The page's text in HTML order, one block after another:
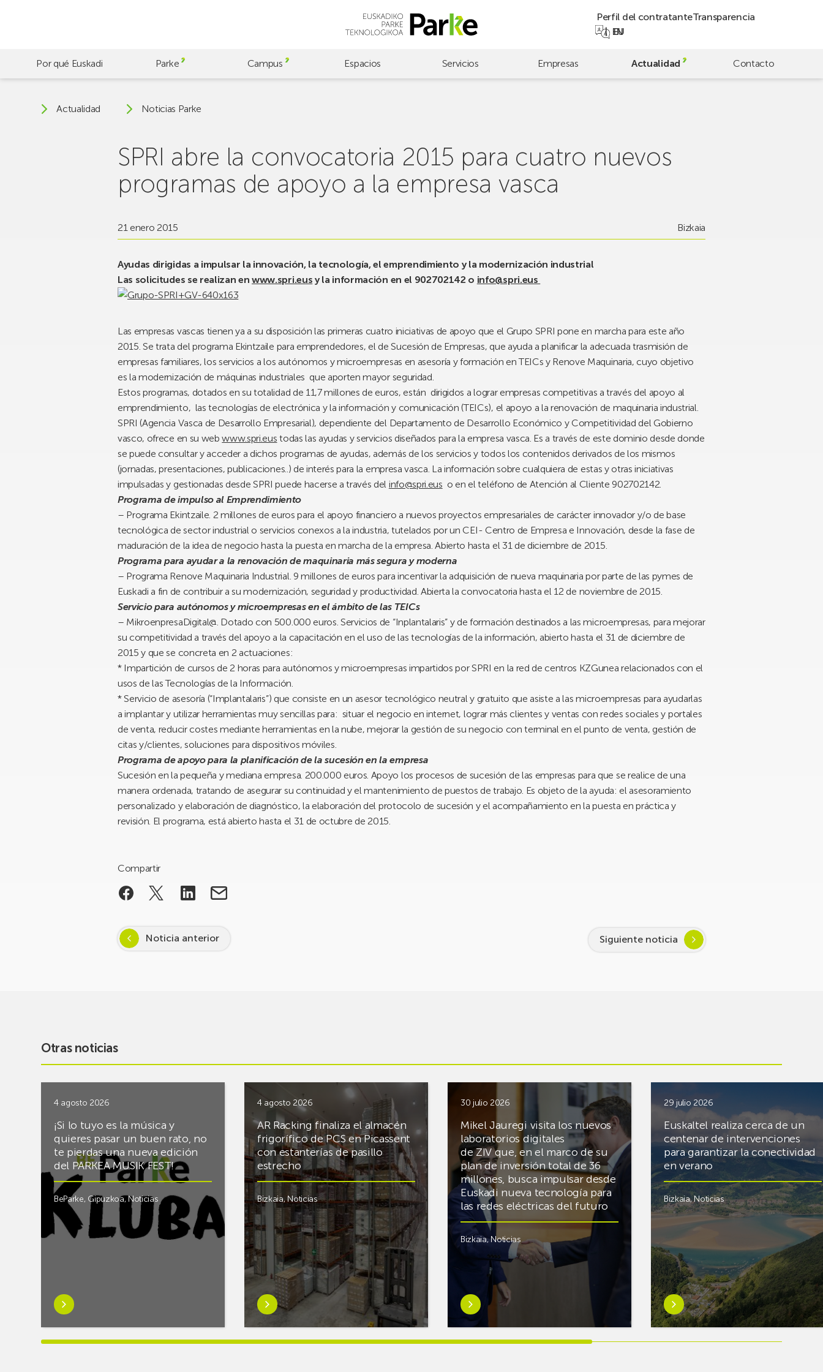
Perfil del contratanteTransparencia
EU
EN
Por qué Euskadi Parke Campus Espacios Servicios Empresas Actualidad Contacto
Actualidad Noticias Parke
SPRI abre la convocatoria 2015 para cuatro nuevos
programas de apoyo a la empresa vasca
21 enero 2015 Bizkaia
Ayudas dirigidas a impulsar la innovación, la tecnología, el emprendimiento y la modernización industrial
Las solicitudes se realizan enwww.spri.eus y la información en el 902702142 o info@spri.eus
Las empresas vascas tienen ya a su disposición las primeras cuatro iniciativas de apoyo que el Grupo SPRI pone en marcha para este año
2015. Se trata del programa Ekintzaile para emprendedores, el de Sucesión de Empresas, que ayuda a planificar la adecuada trasmisión de
empresas familiares, los servicios a los autónomos y microempresas en asesoría y formación en TEICs y Renove Maquinaria, cuyo objetivo
es la modernización de máquinas industriales que aporten mayor seguridad.
Estos programas, dotados en su totalidad de 11,7 millones de euros, están dirigidos a lograr empresas competitivas a través del apoyo al
emprendimiento, las tecnologías de electrónica y la información y comunicación (TEICs), el apoyo a la renovación de maquinaria industrial.
SPRI (Agencia Vasca de Desarrollo Empresarial), dependiente del Departamento de Desarrollo Económico y Competitividad del Gobierno
vasco, ofrece en su webwww.spri.eus todas las ayudas y servicios diseñados para la empresa vasca. Es a través de este dominio desde donde
se puede consultar y acceder a dichos programas de ayudas, además de los servicios y todos los contenidos derivados de los mismos
(jornadas, presentaciones, publicaciones..) de interés para la empresa vasca. La información sobre cualquiera de estas y otras iniciativas
impulsadas y gestionadas desde SPRI puede hacerse a través del info@spri.eus o en el teléfono de Atención al Cliente 902702142.
Programa de impulso al Emprendimiento
– Programa Ekintzaile. 2 millones de euros para el apoyo financiero a nuevos proyectos empresariales de carácter innovador y/o de base
tecnológica de sector industrial o servicios conexos a la industria, tutelados por un CEI- Centro de Empresa e Innovación, desde la fase de
maduración de la idea de negocio hasta la puesta en marcha de la empresa. Abierto hasta el 31 de diciembre de 2015.
Programa para ayudar a la renovación de maquinaria más segura y moderna
– Programa Renove Maquinaria Industrial. 9 millones de euros para incentivar la adquisición de nueva maquinaria por parte de las pymes de
Euskadi a fin de contribuir a su modernización, seguridad y productividad. Abierta la convocatoria hasta el 12 de noviembre de 2015.
Servicio para autónomos y microempresas en el ámbito de las TEICs
– MikroenpresaDigital@. Dotado con 500.000 euros. Servicios de “Inplantalaris” y de formación destinados a las microempresas, para mejorar
su competitividad a través del apoyo a la capacitación en el uso de las tecnologías de la información, abierto hasta el 31 de diciembre de
2015 y que se concreta en 2 actuaciones:
* Impartición de cursos de 2 horas para autónomos y microempresas impartidos por SPRI en la red de centros KZGunea relacionados con el
usos de las Tecnologías de la Información.
* Servicio de asesoría (“Implantalaris”) que consiste en un asesor tecnológico neutral y gratuito que asiste a las microempresas para ayudarlas
a implantar y utilizar herramientas muy sencillas para: situar el negocio en internet, lograr más clientes y ventas con redes sociales y portales
de venta, reducir costes mediante herramientas en la nube, mejorar la gestión de su negocio con terminal en el punto de venta, gestión de
citas y/clientes, soluciones para dispositivos móviles.
Programa de apoyo para la planificación de la sucesión en la empresa
Sucesión en la pequeña y mediana empresa. 200.000 euros. Apoyo los procesos de sucesión de las empresas para que se realice de una
manera ordenada, tratando de asegurar su continuidad y el mantenimiento de puestos de trabajo. Es objeto de la ayuda: el asesoramiento
personalizado y elaboración de diagnóstico, la elaboración del protocolo de sucesión y el acompañamiento en la puesta en práctica y
revisión. El programa, está abierto hasta el 31 de octubre de 2015.
Compartir
Noticia anterior Siguiente noticia
Otras noticias
4 agosto 2026
¡Si lo tuyo es la música y
quieres pasar un buen rato, no
te pierdas una nueva edición
del PARKEA MUSIK FEST!
BeParke, Gipuzkoa,Noticias
Saber
más
sobre¡Si
lo
4 agosto 2026
AR Racking finaliza el almacén
frigorífico de PCS en Picassent
con estanterías de pasillo
estrecho
Bizkaia,Noticias
Saber
más
sobreAR
Racking
30 julio 2026
Mikel Jauregi visita los nuevos
laboratorios digitales
de ZIV que, en el marco de su
plan de inversión total de 36
millones, busca impulsar desde
Euskadi nueva tecnología para
las redes eléctricas del futuro
Bizkaia,Noticias
Saber
más
sobreMikel
Jauregi
29 julio 2026
Euskaltel realiza cerca de un
centenar de intervenciones
para garantizar la conectividad
en verano
Bizkaia,Noticias
Saber
más
sobreEuskaltel
realiza